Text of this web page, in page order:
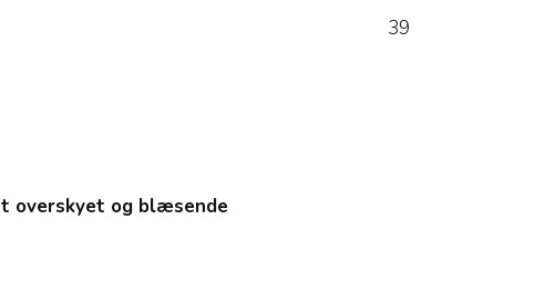
39
overskyet og blæsende